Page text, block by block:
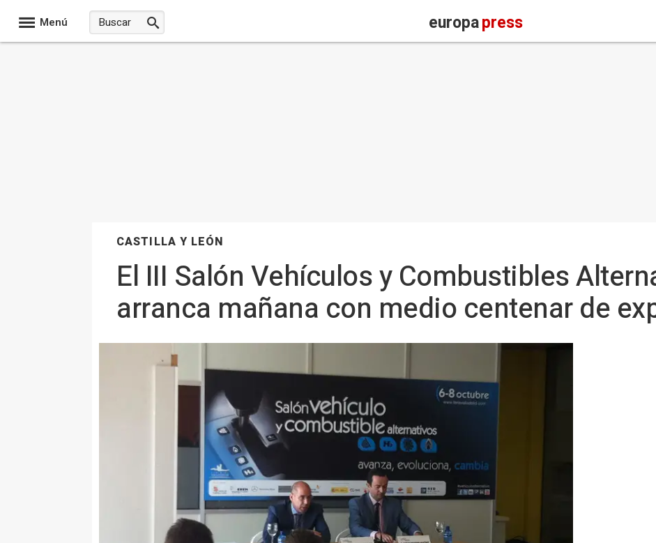
Menú europapress
CASTILLA Y LEÓN
El III Salón Vehículos y Combustibles
arranca mañana con medio centenar de